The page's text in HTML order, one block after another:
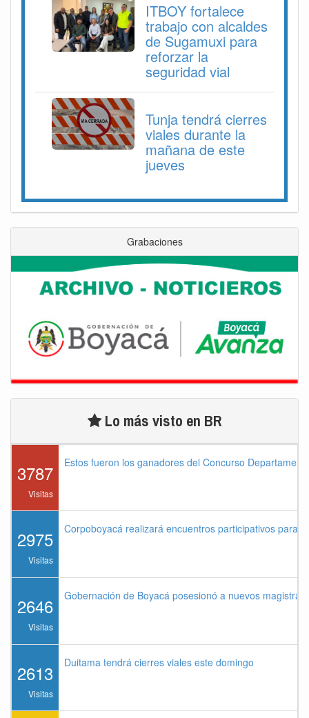
ITBOY fortalece
trabajo con alcaldes
de Sugamuxi para
reforzar la
seguridad vial
Tunja tendrá cierres
viales durante la
mañana de este
jueves
Grabaciones
Lo más visto en BR
3787
Visitas
Estos fueron los ganadores del Concurso
2975
Visitas
Corpoboyacá realizará encuentros participativos para
2646
Visitas
Gobernación de Boyacá posesionó a nuevos
2613
Visitas
Duitama tendrá cierres viales este domingo